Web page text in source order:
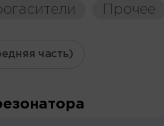
Прочее
часть)